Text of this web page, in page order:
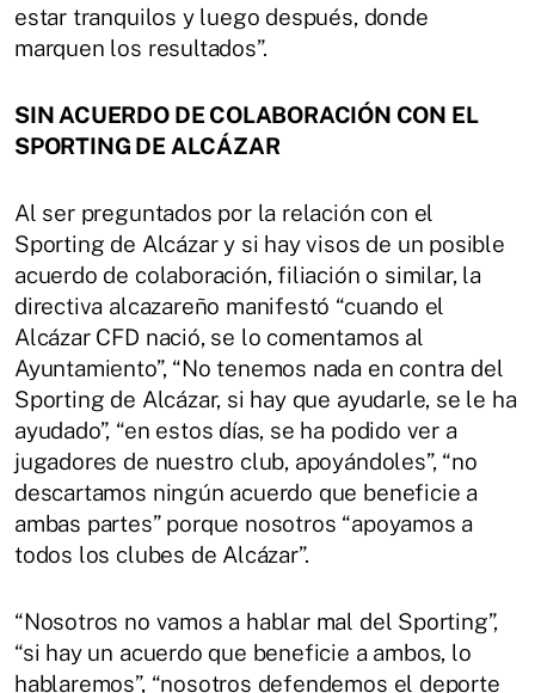
estar tranquilos y luego después, donde
marquen los resultados”.
SIN ACUERDO DE COLABORACIÓN CON EL
SPORTING DE ALCÁZAR
Al ser preguntados por la relación con el
Sporting de Alcázar y si hay visos de un posible
acuerdo de colaboración, filiación o similar, la
directiva alcazareño manifestó “cuando el
Alcázar CFD nació, se lo comentamos al
Ayuntamiento”, “No tenemos nada en contra del
Sporting de Alcázar, si hay que ayudarle, se le ha
ayudado”, “en estos días, se ha podido ver a
jugadores de nuestro club, apoyándoles”, “no
descartamos ningún acuerdo que beneficie a
ambas partes” porque nosotros “apoyamos a
todos los clubes de Alcázar”.
“Nosotros no vamos a hablar mal del Sporting”,
“si hay un acuerdo que beneficie a ambos, lo
hablaremos”, “nosotros defendemos el deporte